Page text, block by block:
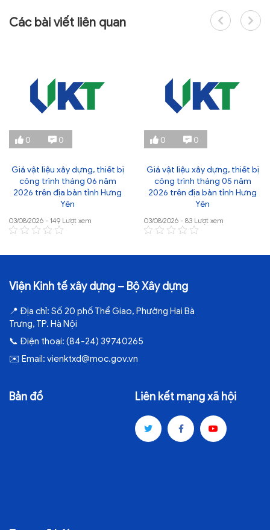
Các bài viết liên quan
0 0
Giá vật liệu xây dựng, thiết bị
công trình tháng 06 năm
2026 trên địa bàn tỉnh Hưng
Yên
03/08/2026 - 149 Lượt xem
0 0
Giá vật liệu xây dựng, thiết bị
công trình tháng 05 năm
2026 trên địa bàn tỉnh Hưng
Yên
03/08/2026 - 83 Lượt xem
Viện Kinh tế xây dựng – Bộ Xây dựng
📍 Địa chỉ: Số 20 phố Thể Giao, Phường Hai Bà
Trưng, TP. Hà Nội
📞 Điện thoại: (84-24) 39740265
✉️ Email: vienktxd@moc.gov.vn
Bản đồ Liên kết mạng xã hội